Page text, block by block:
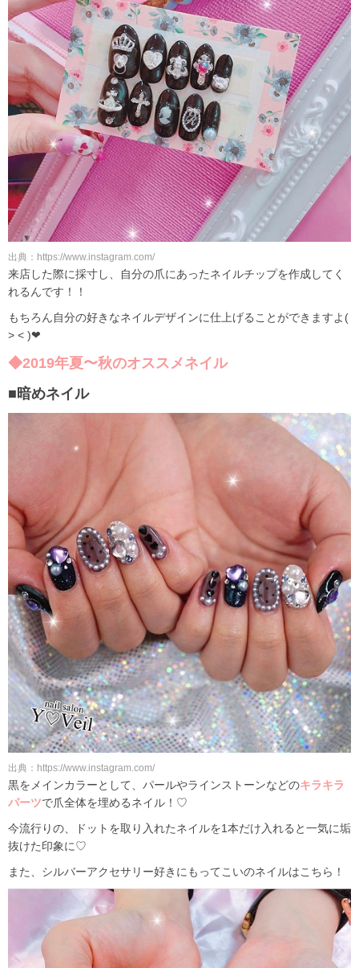
出典：https://www.instagram.com/
来店した際に採寸し、自分の爪にあったネイルチップを作成してく
れるんです！！
もちろん自分の好きなネイルデザインに仕上げることができますよ(
˃ ˂ )❤︎
◆2019年夏〜秋のオススメネイル
■暗めネイル
出典：https://www.instagram.com/
黒をメインカラーとして、パールやラインストーンなどのキラキラ
パーツで爪全体を埋めるネイル！♡
今流行りの、ドットを取り入れたネイルを1本だけ入れると一気に垢
抜けた印象に♡
また、シルバーアクセサリー好きにもってこいのネイルはこちら！